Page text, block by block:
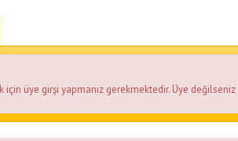
için üye girşi yapmanız gerekmektedir. Üye